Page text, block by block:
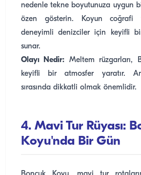
nedenle tekne boyutunuza uygun
özen gösterin. Koyun coğrafi
deneyimli denizciler için keyifli
sunar.
Olayı Nedir: Meltem rüzgarları,
keyifli bir atmosfer yaratır.
sırasında dikkatli olmak önemlidir.
4. Mavi Tur Rüyası:
Koyu'nda Bir Gün